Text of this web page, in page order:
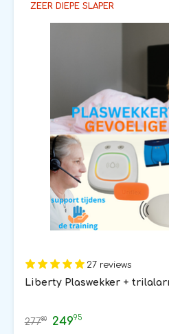
ZEER DIEPE SLAPER
27 reviews
Liberty Plaswekker +
27780 24995